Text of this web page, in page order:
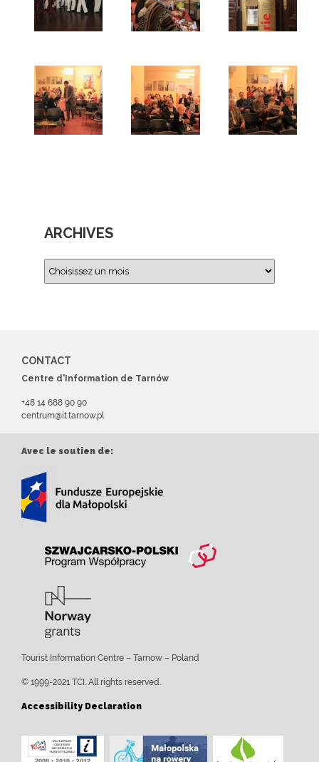
ARCHIVES
CONTACT
Centre d'Information de Tarnów
+48 14 688 90 90
centrum@it.tarnow.pl
Avec le soutien de:
Tourist Information Centre – Tarnow – Poland
© 1999-2021 TCI. All rights reserved.
Accessibility Declaration